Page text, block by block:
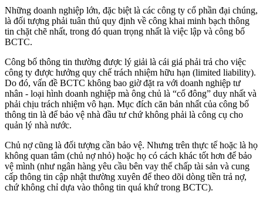
Những doanh nghiệp lớn, đặc biệt là các công ty cổ phần đại chúng,
là đối tượng phải tuân thủ quy định về công khai minh bạch thông
tin chặt chẽ nhất, trong đó quan trọng nhất là việc lập và công bố
BCTC.
Công bố thông tin thường được lý giải là cái giá phải trả cho việc
công ty được hưởng quy chế trách nhiệm hữu hạn (limited liability).
Do đó, vấn đề BCTC không bao giờ đặt ra với doanh nghiệp tư
nhân - loại hình doanh nghiệp mà ông chủ là “cổ đông” duy nhất và
phải chịu trách nhiệm vô hạn. Mục đích căn bản nhất của công bố
thông tin là để bảo vệ nhà đầu tư chứ không phải là công cụ cho
quản lý nhà nước.
Chủ nợ cũng là đối tượng cần bảo vệ. Nhưng trên thực tế hoặc là họ
không quan tâm (chủ nợ nhỏ) hoặc họ có cách khác tốt hơn để bảo
vệ mình (như ngân hàng yêu cầu bên vay thế chấp tài sản và cung
cấp thông tin cập nhật thường xuyên để theo dõi dòng tiền trả nợ,
chứ không chỉ dựa vào thông tin quá khứ trong BCTC).